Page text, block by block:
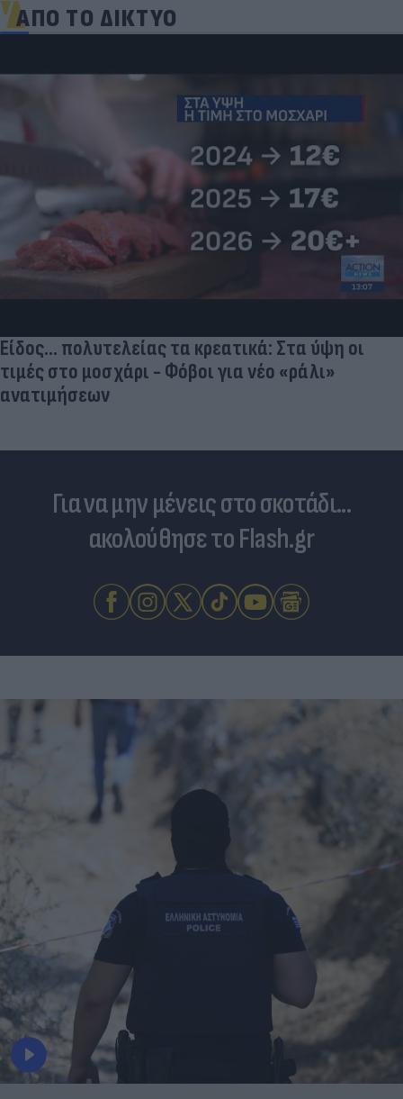
ΑΠΟ ΤΟ ΔΙΚΤΥΟ
«Μια θεά για τον θεό» - Η κυρία Μέσι
εντυπωσίασε στο Instagram, την σχολίασε και η
Για να μην μένεις στο σκοτάδι...
ακολούθησε το Flash.gr